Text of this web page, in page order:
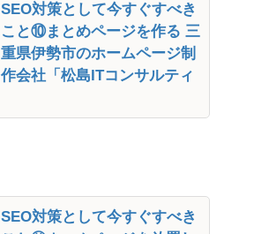
SEO対策として今すぐすべき
こと⑩まとめページを作る 三
重県伊勢市のホームページ制
作会社「松島ITコンサルティ
SEO対策として今すぐすべき